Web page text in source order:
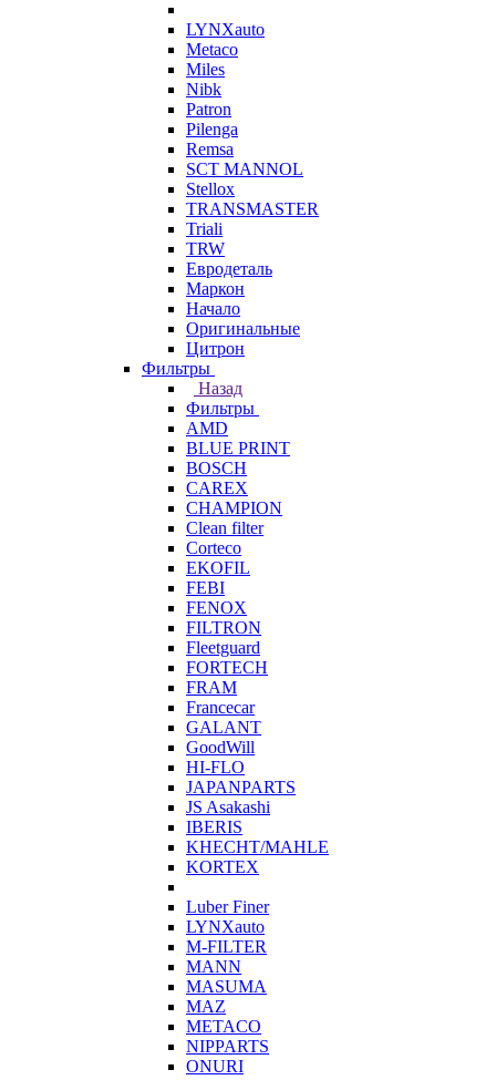
LYNXauto
Metaco
Miles
Nibk
Patron
Pilenga
Remsa
SCT MANNOL
Stellox
TRANSMASTER
Triali
TRW
Евродеталь
Маркон
Начало
Оригинальные
Цитрон
Фильтры
Назад
Фильтры
AMD
BLUE PRINT
BOSCH
CAREX
CHAMPION
Clean filter
Corteco
EKOFIL
FEBI
FENOX
FILTRON
Fleetguard
FORTECH
FRAM
Francecar
GALANT
GoodWill
HI-FLO
JAPANPARTS
JS Asakashi
IBERIS
KHECHT/MAHLE
KORTEX
Luber Finer
LYNXauto
M-FILTER
MANN
MASUMA
MAZ
METACO
NIPPARTS
ONURI